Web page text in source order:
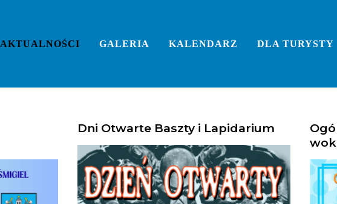
AKTUALNOŚCI GALERIA KALENDARZ DLA TURYSTY
Dni Otwarte Baszty i Lapidarium